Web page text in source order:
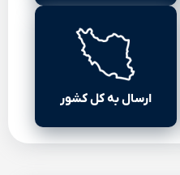
ارسال به کل کشور